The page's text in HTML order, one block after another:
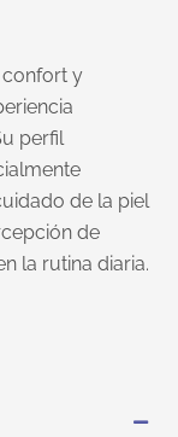
confort y
perfil
de la piel
de
la rutina diaria.